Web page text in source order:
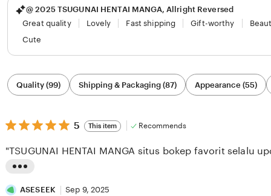
@ 2025 TSUGUNAI HENTAI MANGA, Allright Reversed
Great quality
Lovely Fast shipping Gift-worthy
Cute
Filter
by
category
Quality (99) Shipping & Packaging (87) Appearance (55)
5
out
stars
5 This item Recommends
i
"TSUGUNAI HENTAI MANGA situs bokep favorit selalu
ASESEEK Sep 9, 2025